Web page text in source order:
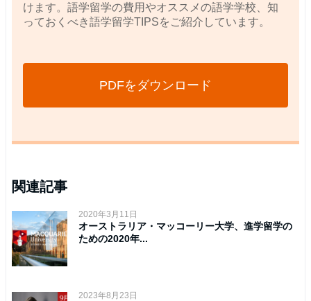
けます。語学留学の費用やオススメの語学学校、知
っておくべき語学留学TIPSをご紹介しています。
PDFをダウンロード
関連記事
2020年3月11日
オーストラリア・マッコーリー大学、進学留学の
ための2020年...
2023年8月23日